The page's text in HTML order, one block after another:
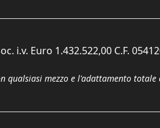
i.v. Euro 1.432.522,00 C.F.
mezzo e l'adattamento totale